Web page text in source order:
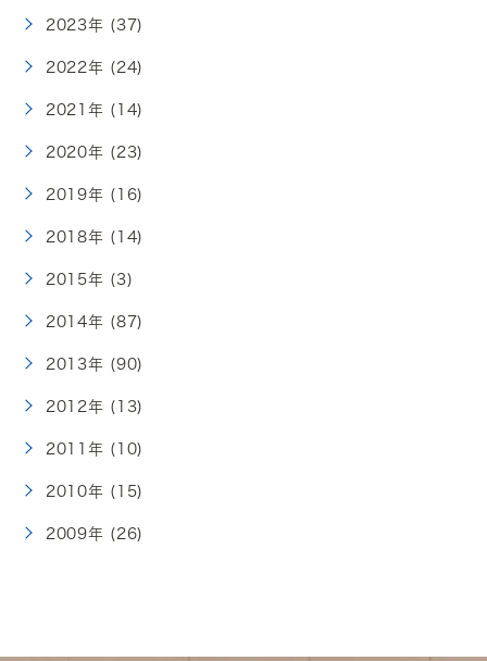
2023年 (37)
2022年 (24)
2021年 (14)
2020年 (23)
2019年 (16)
2018年 (14)
2015年 (3)
2014年 (87)
2013年 (90)
2012年 (13)
2011年 (10)
2010年 (15)
2009年 (26)